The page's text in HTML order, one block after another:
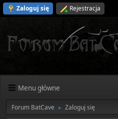
Zaloguj się Rejestracja
Menu główne
Forum BatCave ► Zaloguj się